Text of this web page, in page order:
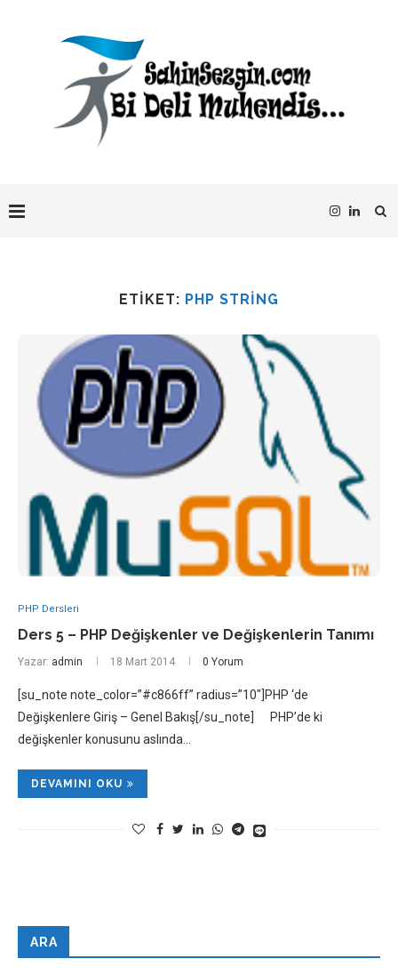
ETIKET: PHP STRING
PHP Dersleri
Ders 5 – PHP Değişkenler ve Değişkenlerin Tanımı
Yazar: admin 18 Mart 2014 0 Yorum
[su_note note_color=”#c866ff” radius=”10″]PHP ‘de
Değişkenlere Giriş – Genel Bakış[/su_note] PHP’de ki
değişkenler konusunu aslında…
DEVAMINI OKU
ARA